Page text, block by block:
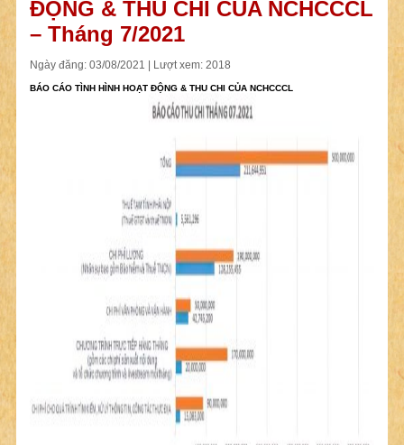
ĐỘNG & THU CHI CỦA NCHCCCL
– Tháng 7/2021
Ngày đăng: 03/08/2021 | Lượt xem: 2018
BÁO CÁO TÌNH HÌNH HOẠT ĐỘNG & THU CHI CỦA NCHCCCL